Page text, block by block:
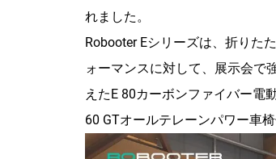
れました。
Robooter Eシリーズは、折りた
ォーマンスに対して、展示会で
えたE 80カーボンファイバー電
60 GTオールテレーンパワー車椅